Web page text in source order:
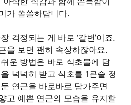
가 쏠쏠하답니다.
걱정되는 게 바로 ‘갈변’이죠.
을 보면 괜히 속상하잖아요.
운 방법은 바로 식초물에 담
넉넉히 받고 식초를 1큰술 정
연근을 바로바로 담가주면
고 예쁜 연근의 모습을 유지할